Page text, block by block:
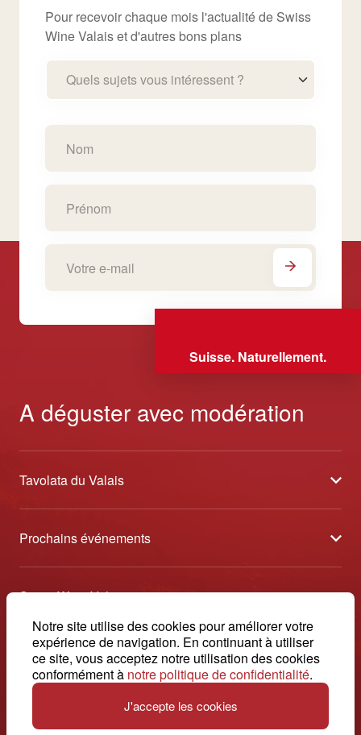
Notre site utilise des cookies pour améliorer votre
expérience de navigation. En continuant à utiliser
ce site, vous acceptez notre utilisation des cookies
conformément à notre politique de confidentialité.
J'accepte les cookies
Pour recevoir chaque mois l'actualité de Swiss
Wine Valais et d'autres bons plans
Quels sujets vous intéressent ?
Suisse. Naturellement.
A déguster avec modération
Tavolata du Valais
À propos
Partenaires
Prochains événements
Sélection des Vins du Valais
Etoiles du Valais
Caves Ouvertes Valais
Swiss Wine Valais
Avenue de la Gare 2 - CP 144 - 1964 Conthey
+41 27 345 40 80
info@swisswinevalais.ch
© 2026, Swiss Wine Valais
Impressum
français